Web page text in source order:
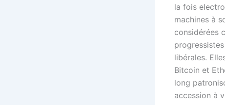
la fois
machines à
considérées
libérales.
Bitcoin et
long
accession à